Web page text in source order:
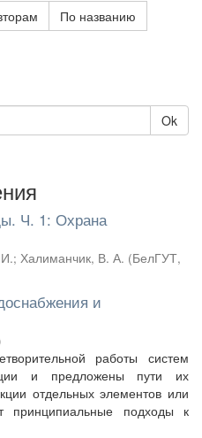
По названию
Ok
Ч. 1: Охрана
; Халиманчик, В. А. (БелГУТ,
и
работы систем
и предложены пути их
отдельных элементов или
подходы к